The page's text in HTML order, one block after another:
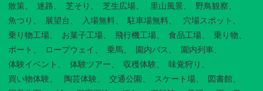
散策
迷路 芝そり 芝生広場 里山風景
野鳥観察
魚つり
展望台 入場無料 駐車場無料
穴場スポット
乗り物工場
お菓子工場 飛行機工場 食品工場
乗り物
ボート
ロープウェイ 乗馬 園内バス
園内列車
体験イベント
体験ツアー 収穫体験
味覚狩り
買い物体験
陶芸体験 交通公園 スケート場
図書館